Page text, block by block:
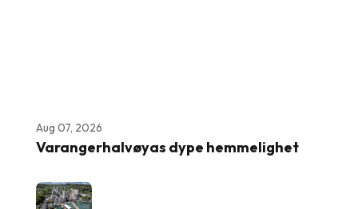
Aug 07, 2026
Varangerhalvøyas dype hemmelighet